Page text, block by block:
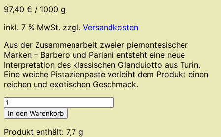
97,40 € / 1000 g
inkl. 7 % MwSt. zzgl. Versandkosten
Aus der Zusammenarbeit zweier piemontesischer
Marken – Barbero und Pariani entsteht eine neue
Interpretation des klassischen Gianduiotto aus Turin.
Eine weiche Pistazienpaste verleiht dem Produkt einen
reichen und exotischen Geschmack.
Cioccolateria
D.
Barbero
-
In den Warenkorb
Produkt enthält: 7,7 g